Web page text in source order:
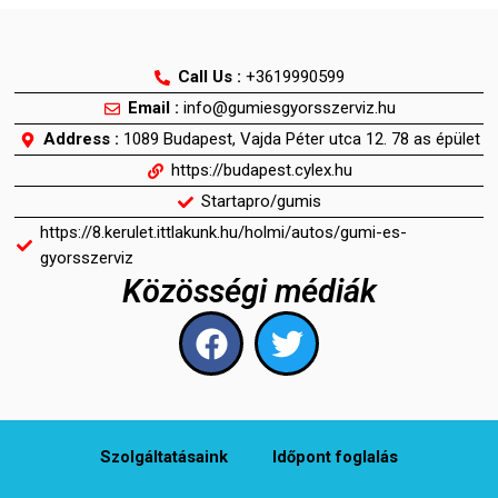
Call Us :+3619990599
Email : info@gumiesgyorsszerviz.hu
Address : 1089 Budapest, Vajda Péter utca 12. 78 as épület
https://budapest.cylex.hu
Startapro/gumis
https://8.kerulet.ittlakunk.hu/holmi/autos/gumi-es-
gyorsszerviz
Közösségi médiák
F
a
e
b
T
w
t
t
Szolgáltatásaink ldőpont foglalás